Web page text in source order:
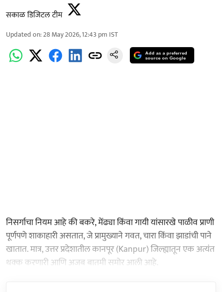
सकाळ डिजिटल टीम
Updated on:28 May 2026, 12:43 pm IST
Add as a preferred
source on Google
निसर्गाचा नियम आहे की बकरे, मेंढ्या किंवा गायी यांसारखे पाळीव प्राणी
पूर्णपणे शाकाहारी असतात, जे प्रामुख्याने गवत, चारा किंवा झाडांची पाने
खातात. मात्र, उत्तर प्रदेशातील कानपूर (Kanpur) जिल्ह्यातून एक अत्यंत
थक्क करणारी आणि अजब बातमी समोर आली आहे.